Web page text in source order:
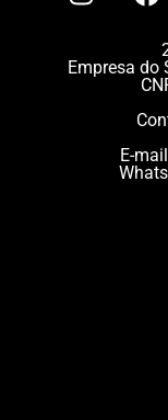
Empresa do
E-